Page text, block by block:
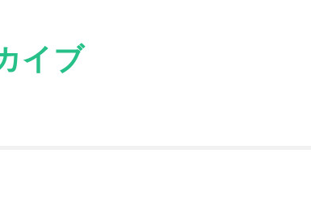
イブ